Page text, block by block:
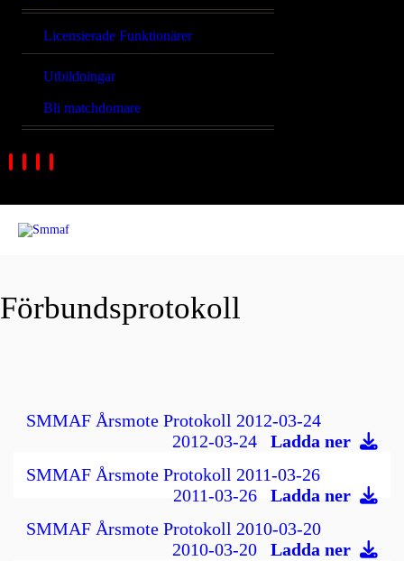
Licensierade Funktionärer
Utbildningar
Bli matchdomare
Förbundsprotokoll
SMMAF Årsmote Protokoll 2012-03-24
2012-03-24 Ladda ner
SMMAF Årsmote Protokoll 2011-03-26
2011-03-26 Ladda ner
SMMAF Årsmote Protokoll 2010-03-20
2010-03-20 Ladda ner